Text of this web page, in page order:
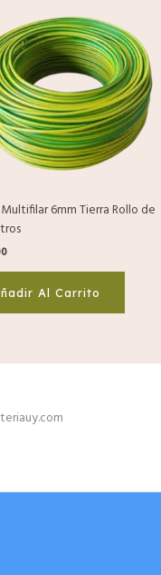
6mm Tierra Rollo de
Al Carrito